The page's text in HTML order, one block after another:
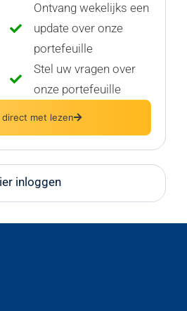
Ontvang wekelijks een
update over onze
portefeuille
Stel uw vragen over
onze portefeuille
direct met lezen
inloggen